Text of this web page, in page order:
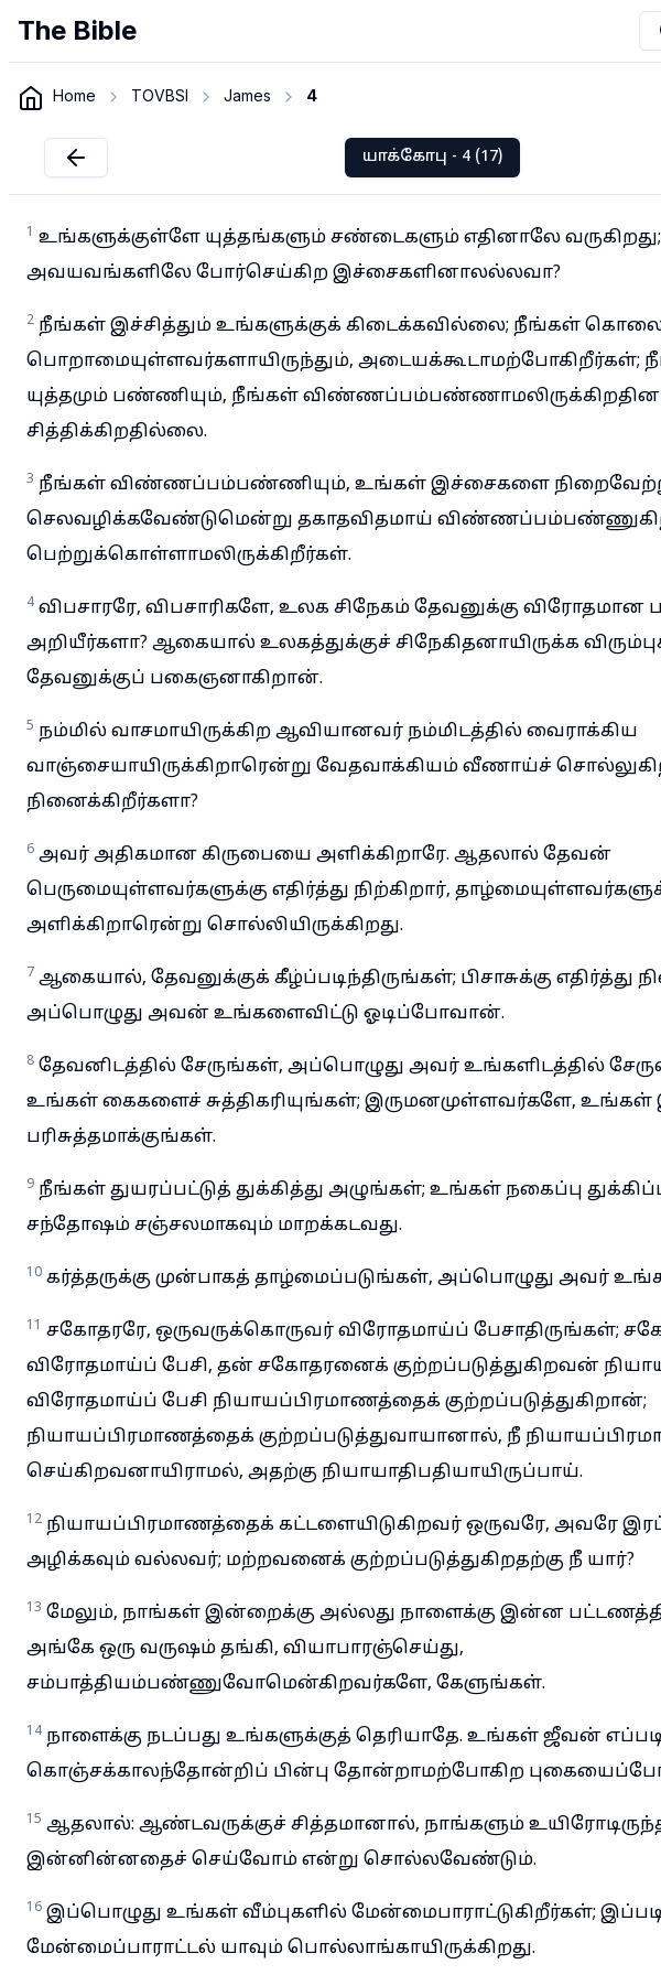
The Bible
Home TOVBSI James 4
யாக்கோபு - 4 (17)
1 உங்களுக்குள்ளே யுத்தங்களும் சண்டைகளும் எதினாலே
அவயவங்களிலே போர்செய்கிற இச்சைகளினாலல்லவா?
2 நீங்கள் இச்சித்தும் உங்களுக்குக் கிடைக்கவில்லை; நீங்கள்
பொறாமையுள்ளவர்களாயிருந்தும், அடையக்கூடாமற்போகிறீர்கள்;
யுத்தமும் பண்ணியும், நீங்கள்
சித்திக்கிறதில்லை.
3 நீங்கள் விண்ணப்பம்பண்ணியும், உங்கள் இச்சைகளை
செலவழிக்கவேண்டுமென்று தகாதவிதமாய்
பெற்றுக்கொள்ளாமலிருக்கிறீர்கள்.
4 விபசாரரே, விபசாரிகளே, உலக சிநேகம் தேவனுக்கு
அறியீர்களா? ஆகையால் உலகத்துக்குச் சிநேகிதனாயிருக்க
தேவனுக்குப் பகைஞனாகிறான்.
5 நம்மில் வாசமாயிருக்கிற ஆவியானவர் நம்மிடத்தில் வைராக்கிய
வாஞ்சையாயிருக்கிறாரென்று வேதவாக்கியம் வீணாய்ச்
நினைக்கிறீர்களா?
6 அவர் அதிகமான கிருபையை அளிக்கிறாரே. ஆதலால் தேவன்
பெருமையுள்ளவர்களுக்கு எதிர்த்து நிற்கிறார்,
அளிக்கிறாரென்று சொல்லியிருக்கிறது.
7 ஆகையால், தேவனுக்குக் கீழ்ப்படிந்திருங்கள்; பிசாசுக்கு எதிர்த்து
அப்பொழுது அவன் உங்களைவிட்டு ஓடிப்போவான்.
8 தேவனிடத்தில் சேருங்கள், அப்பொழுது அவர் உங்களிடத்தில்
உங்கள் கைகளைச் சுத்திகரியுங்கள்; இருமனமுள்ளவர்களே,
பரிசுத்தமாக்குங்கள்.
9 நீங்கள் துயரப்பட்டுத் துக்கித்து அழுங்கள்; உங்கள் நகைப்பு
சந்தோஷம் சஞ்சலமாகவும் மாறக்கடவது.
10 கர்த்தருக்கு முன்பாகத் தாழ்மைப்படுங்கள், அப்பொழுது அவர்
11 சகோதரரே, ஒருவருக்கொருவர் விரோதமாய்ப் பேசாதிருங்கள்;
விரோதமாய்ப் பேசி, தன் சகோதரனைக் குற்றப்படுத்துகிறவன்
விரோதமாய்ப் பேசி நியாயப்பிரமாணத்தைக் குற்றப்படுத்துகிறான்;
நியாயப்பிரமாணத்தைக் குற்றப்படுத்துவாயானால், நீ
செய்கிறவனாயிராமல், அதற்கு நியாயாதிபதியாயிருப்பாய்.
12 நியாயப்பிரமாணத்தைக் கட்டளையிடுகிறவர் ஒருவரே, அவரே
அழிக்கவும் வல்லவர்; மற்றவனைக் குற்றப்படுத்துகிறதற்கு நீ யார்?
13 மேலும், நாங்கள் இன்றைக்கு அல்லது நாளைக்கு இன்ன
அங்கே ஒரு வருஷம் தங்கி, வியாபாரஞ்செய்து,
சம்பாத்தியம்பண்ணுவோமென்கிறவர்களே, கேளுங்கள்.
14 நாளைக்கு நடப்பது உங்களுக்குத் தெரியாதே. உங்கள் ஜீவன்
கொஞ்சக்காலந்தோன்றிப் பின்பு தோன்றாமற்போகிற
15 ஆதலால்: ஆண்டவருக்குச் சித்தமானால், நாங்களும்
இன்னின்னதைச் செய்வோம் என்று சொல்லவேண்டும்.
16 இப்பொழுது உங்கள் வீம்புகளில் மேன்மைபாராட்டுகிறீர்கள்;
மேன்மைப்பாராட்டல் யாவும் பொல்லாங்காயிருக்கிறது.